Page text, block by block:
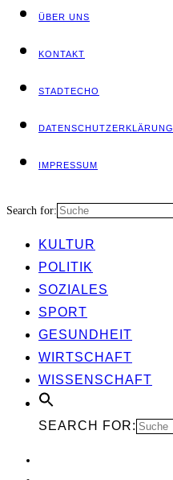
ÜBER UNS
KON­TAKT
STADT­ECHO
DATEN­SCHUTZ­ER­KLÄ­RUNG
IMPRES­SUM
Search for:
KUL­TUR
POLI­TIK
SOZIA­LES
SPORT
GESUND­HEIT
WIRT­SCHAFT
WIS­SEN­SCHAFT
SEARCH FOR: